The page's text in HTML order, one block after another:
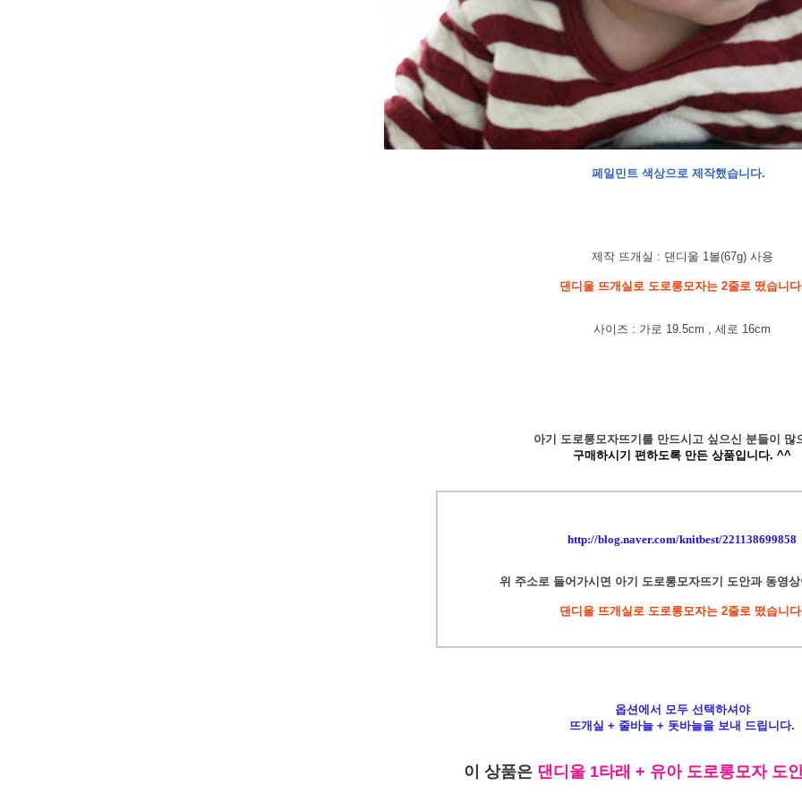
페일민트 색상으로 제작했습니다.
제작 뜨개실 : 댄디울 1볼(67g) 사용
댄디울 뜨개실로 도로롱모자는 2줄로 떴습니
사이즈 : 가로 19.5cm , 세로 16cm
아기 도로롱모자뜨기를 만드시고 싶으신 분들이 많
구매하시기 편하도록 만든 상품입니다. ^^
http://blog.naver.com/knitbest/221138699858
위 주소로 들어가시면 아기 도로롱모자뜨기 도안과 동영
댄디울 뜨개실로 도로롱모자는 2줄로 떴습니
옵션에서 모두 선택하셔야
뜨개실 + 줄바늘 + 돗바늘을 보내 드립니다.
이 상품은 댄디울 1타래 + 유아 도로롱모자 도